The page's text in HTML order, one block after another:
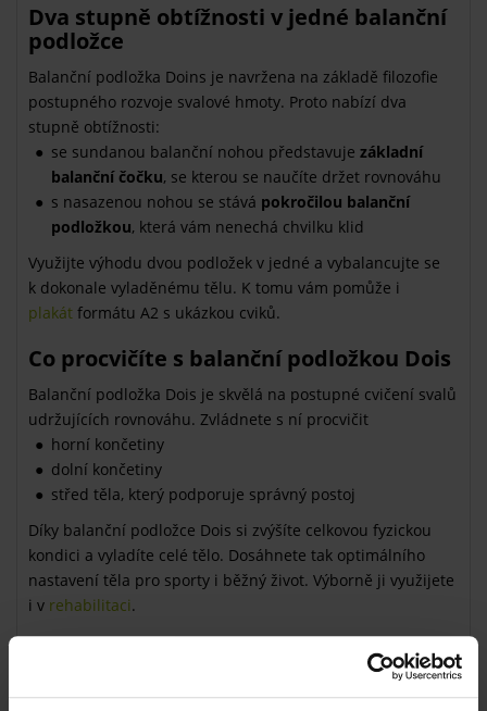
Dva stupně obtížnosti v jedné balanční
podložce
Balanční podložka Doins je navržena na základě filozofie
postupného rozvoje svalové hmoty. Proto nabízí dva
stupně obtížnosti:
se sundanou balanční nohou představuje základní
balanční čočku, se kterou se naučíte držet rovnováhu
s nasazenou nohou se stává pokročilou balanční
podložkou, která vám nenechá chvilku klid
Využijte výhodu dvou podložek v jedné a vybalancujte se
k dokonale vyladěnému tělu. K tomu vám pomůže i
plakát formátu A2 s ukázkou cviků.
Co procvičíte s balanční podložkou Dois
Balanční podložka Dois je skvělá na postupné cvičení svalů
udržujících rovnováhu. Zvládnete s ní procvičit
horní končetiny
dolní končetiny
střed těla, který podporuje správný postoj
Díky balanční podložce Dois si zvýšíte celkovou fyzickou
kondici a vyladíte celé tělo. Dosáhnete tak optimálního
nastavení těla pro sporty i běžný život. Výborně ji využijete
i v rehabilitaci.
Zajistěte si dlouhou funkčnost vaší podložky dodržováním